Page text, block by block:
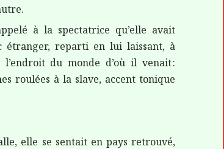
à la spectatrice qu’elle avait
étranger, reparti en lui laissant, à
du monde d’où il venait :
roulées à la slave, accent tonique
elle se sentait en pays retrouvé,